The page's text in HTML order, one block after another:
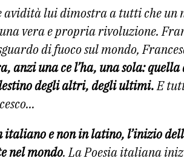
avidità lui dimostra a tutti che un
vera e propria rivoluzione.
di fuoco sul mondo,
anzi una ce l’ha, una sola:
degli altri, degli ultimi.E
e non in latino, l’inizio
nel mondo. La Poesia italiana